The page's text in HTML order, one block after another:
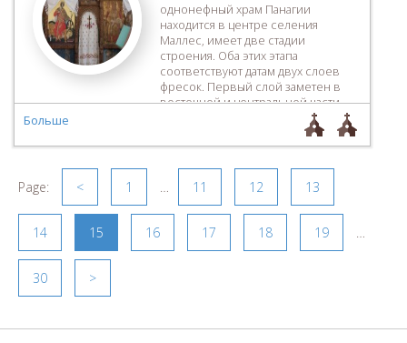
однонефный храм Панагии
находится в центре селения
Маллес, имеет две стадии
строения. Оба этих этапа
соответствуют датам двух слоев
фресок. Первый слой заметен в
восточной и центральной части
храма, датируется началом ХІV в. На
фресках имеются изображения
евангельского цикла с сюжетами
части. Большая часть фресок
первого слоя испорчена насечкой,
видно для […]
Больше
Page: < 1 11 12 13
14 15 16 17 18 19
30 >